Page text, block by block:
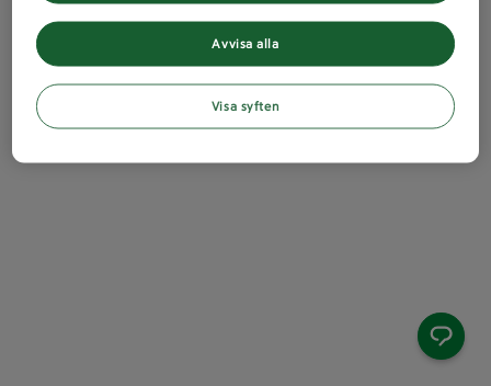
Avvisa alla
Visa syften